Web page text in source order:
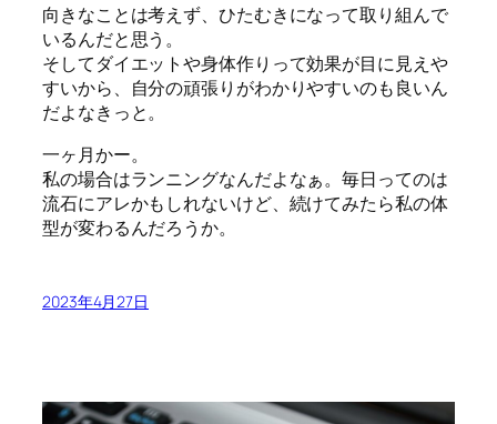
向きなことは考えず、ひたむきになって取り組んで
いるんだと思う。
そしてダイエットや身体作りって効果が目に見えや
すいから、自分の頑張りがわかりやすいのも良いん
だよなきっと。
一ヶ月かー。
私の場合はランニングなんだよなぁ。毎日ってのは
流石にアレかもしれないけど、続けてみたら私の体
型が変わるんだろうか。
2023年4月27日